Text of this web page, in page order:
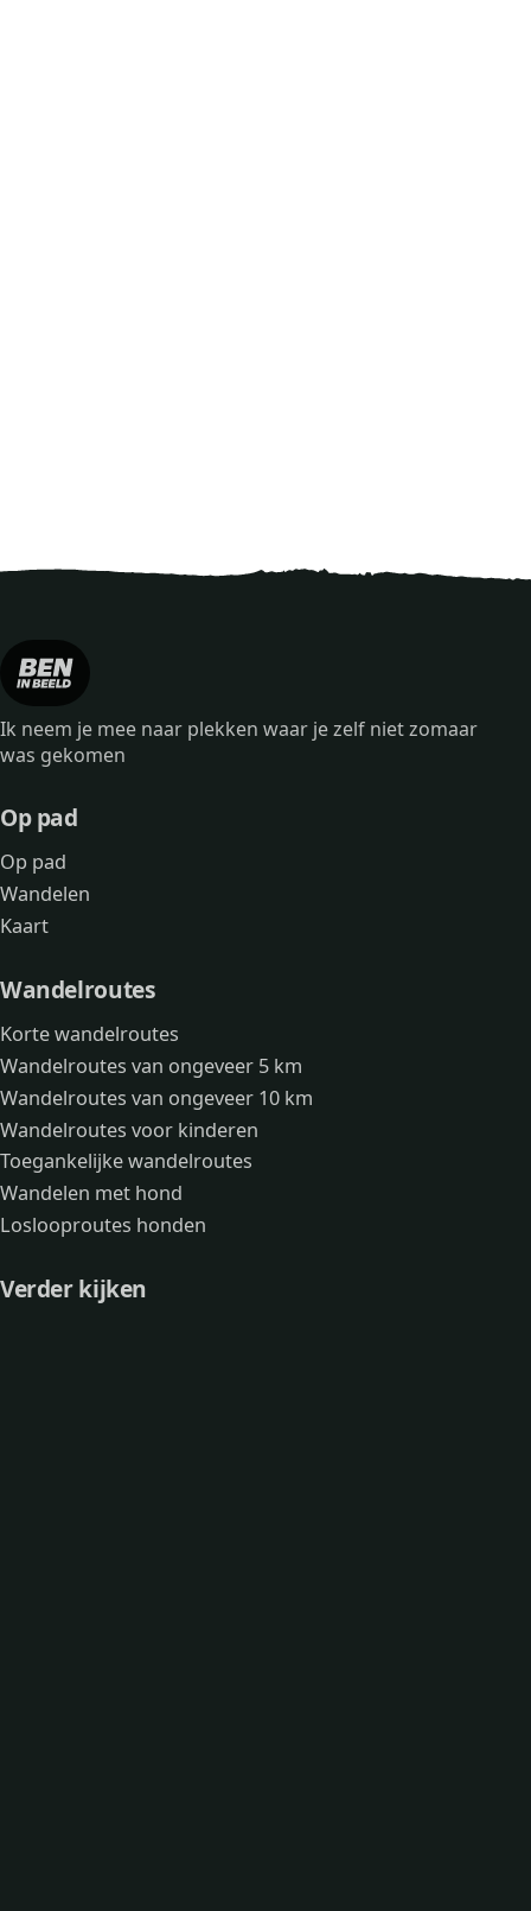
Ik neem je mee naar plekken waar je zelf niet zomaar
was gekomen
Op pad
Op pad
Wandelen
Kaart
Wandelroutes
Korte wandelroutes
Wandelroutes van ongeveer 5 km
Wandelroutes van ongeveer 10 km
Wandelroutes voor kinderen
Toegankelijke wandelroutes
Wandelen met hond
Loslooproutes honden
Verder kijken